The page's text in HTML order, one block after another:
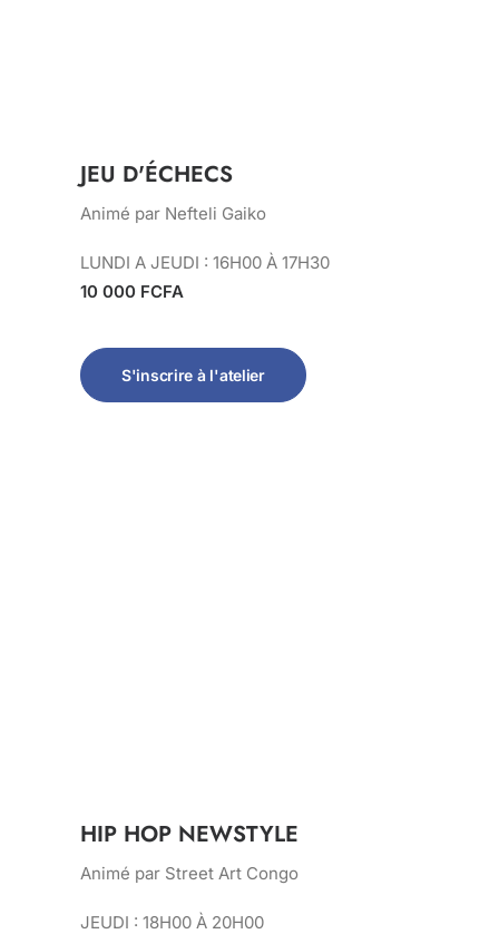
JEU D'ÉCHECS
Animé par Nefteli Gaiko
LUNDI A JEUDI : 16H00 À 17H30
10 000 FCFA
S'inscrire à l'atelier
HIP HOP NEWSTYLE
Animé par Street Art Congo
JEUDI : 18H00 À 20H00